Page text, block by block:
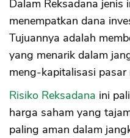
Dalam Reksadana jenis
menempatkan dana
Tujuannya adalah
yang menarik dalam
meng-kapitalisasi pasar
Risiko Reksadana ini
harga saham yang
paling aman dalam